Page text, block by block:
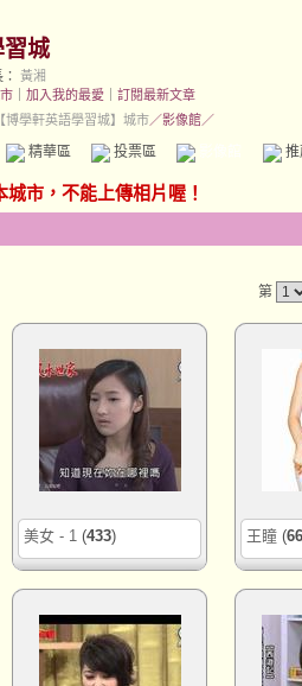
城
黃湘
加入我的最愛
訂閱最新文章
【博學軒英語學習城】城市／影像館／
精華區 投票區 影像館
第
美女 - 1 (433) 王瞳 (